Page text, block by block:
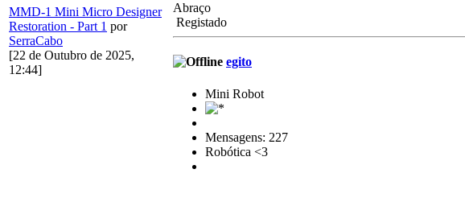
MMD-1 Mini Micro Designer
Restoration - Part 1 por
SerraCabo
[22 de Outubro de 2025,
12:44]
Abraço
Registado
egito
Mini Robot
Mensagens: 227
Robótica <3